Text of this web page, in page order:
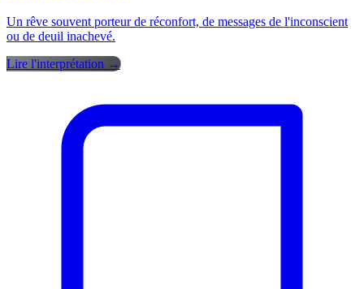
Un rêve souvent porteur de réconfort, de messages de l'inconscient
ou de deuil inachevé.
Lire l'interprétation →